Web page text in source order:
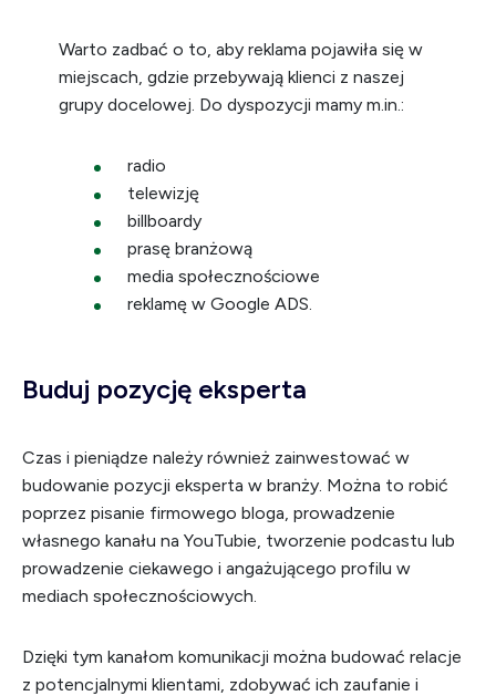
Warto zadbać o to, aby reklama pojawiła się w
miejscach, gdzie przebywają klienci z naszej
grupy docelowej. Do dyspozycji mamy m.in.:
radio
telewizję
billboardy
prasę branżową
media społecznościowe
reklamę w Google ADS.
Buduj pozycję eksperta
Czas i pieniądze należy również zainwestować w
budowanie pozycji eksperta w branży. Można to robić
poprzez pisanie firmowego bloga, prowadzenie
własnego kanału na YouTubie, tworzenie podcastu lub
prowadzenie ciekawego i angażującego profilu w
mediach społecznościowych.
Dzięki tym kanałom komunikacji można budować relacje
z potencjalnymi klientami, zdobywać ich zaufanie i